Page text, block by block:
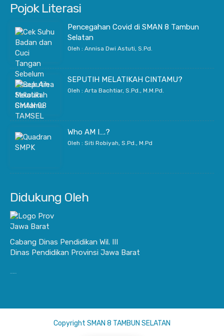
Pojok Literasi
Pencegahan Covid di SMAN 8 Tambun
Selatan
Oleh : Annisa Dwi Astuti, S.Pd.
SEPUTIH MELATIKAH CINTAMU?
Oleh : Arta Bachtiar, S.Pd., M.M.Pd.
Who AM I….?
Oleh : Siti Robiyah, S.Pd., M.Pd
Didukung Oleh
Cabang Dinas Pendidikan Wil. III
Dinas Pendidikan Provinsi Jawa Barat
Copyright SMAN 8 TAMBUN SELATAN